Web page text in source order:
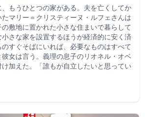
もうひとつの家がある。夫を亡くしてか
マリー＝クリスティーヌ・ルフェさんは
敷地に置かれた小さな住まいで暮らして
さな家を設置するほうが経済的に安く済
すぐそばにいれば、必要なものはすべて
女は言う。義理の息子のリオネル・オベ
加えた。「誰もが自立したいと思ってい